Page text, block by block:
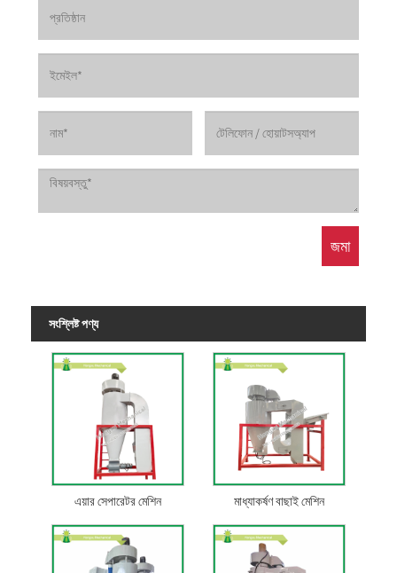
সংশ্লিষ্ট পণ্য
এয়ার সেপারেটর মেশিন মাধ্যাকর্ষণ বাছাই মেশিন